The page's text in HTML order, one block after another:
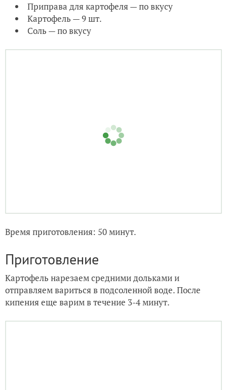
Приправа для картофеля — по вкусу
Картофель — 9 шт.
Соль — по вкусу
Время приготовления: 50 минут.
Приготовление
Картофель нарезаем средними дольками и
отправляем вариться в подсоленной воде. После
кипения еще варим в течение 3-4 минут.